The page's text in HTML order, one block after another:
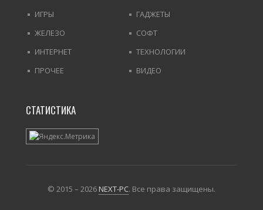
ИГРЫ
ГАДЖЕТЫ
ЖЕЛЕЗО
СОФТ
ИНТЕРНЕТ
ТЕХНОЛОГИИ
ПРОЧЕЕ
ВИДЕО
СТАТИСТИКА
© 2015 – 2026 NEXT-PC. Все права защищены.